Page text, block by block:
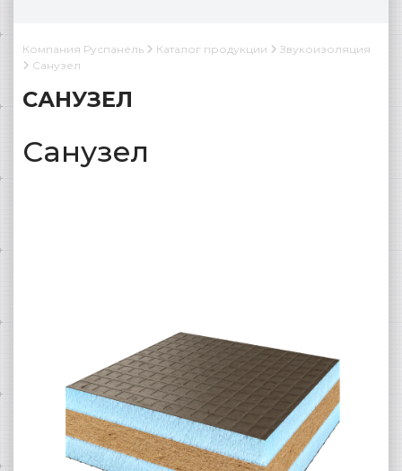
Компания Руспанель Каталог продукции
Звукоизоляция
Санузел
САНУЗЕЛ
Санузел